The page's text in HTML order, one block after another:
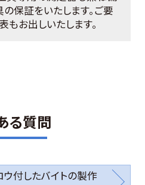
保証をいたします。ご要
お出しいたします。
る質問
付したバイトの製作